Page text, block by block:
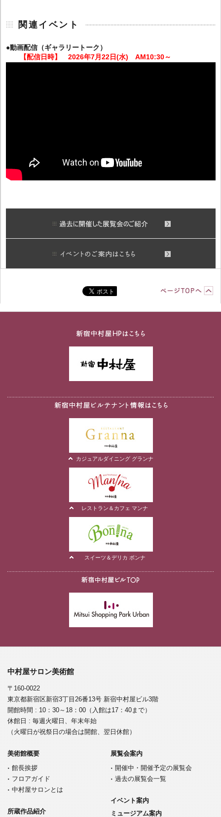
関連イベント
●動画配信（ギャラリートーク）
【配信日時】 2026年7月22日(水) AM10:30～
カジュアルダイニング グランナ
レストラン＆カフェ マンナ
スイーツ＆デリカ ボンナ
中村屋サロン美術館
〒160-0022
東京都新宿区新宿3丁目26番13号 新宿中村屋ビル3階
開館時間 : 10：30～18：00（入館は17：40まで）
休館日 : 毎週火曜日、年末年始
（火曜日が祝祭日の場合は開館、翌日休館）
美術館概要
館長挨拶
フロアガイド
中村屋サロンとは
所蔵作品紹介
展覧会案内
開催中・開催予定の展覧会
過去の展覧会一覧
イベント案内
ミュージアム案内